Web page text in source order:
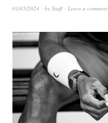
01/05/2024 by Staff Leave a comment